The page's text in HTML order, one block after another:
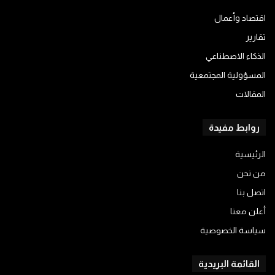
اقتصاد وأعمال
تقارير
الذكاء الاصطناعي
المسؤولية المجتمعية
المقالات
روابط مفيدة
الرئيسية
من نحن
اتصل بنا
أعلن معنا
سياسة الخصوصية
القائمة البريدية